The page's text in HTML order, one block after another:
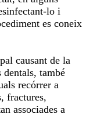
lo i
es coneix
causant de la
també
recórrer a
fractures,
associades a